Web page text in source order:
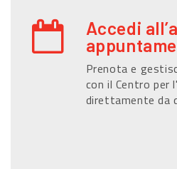
Accedi
Prenota e
con il Centro per
direttamente da